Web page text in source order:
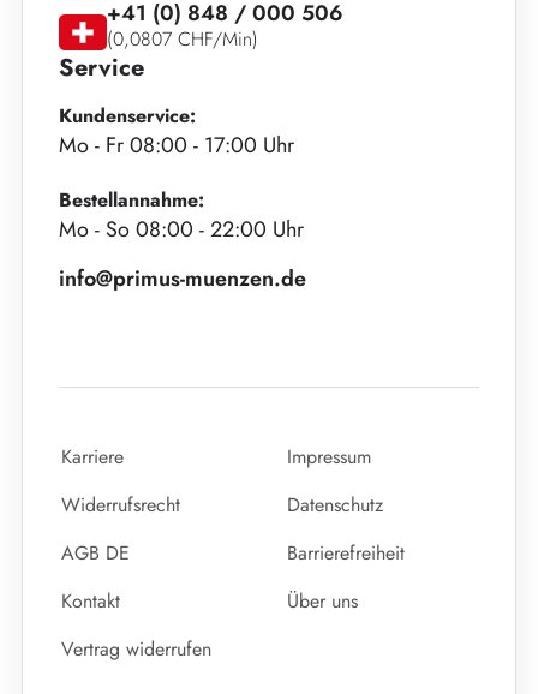
Service
Kundenservice:
Mo - Fr 08:00 - 17:00 Uhr
Bestellannahme:
Mo - So 08:00 - 22:00 Uhr
info@primus-muenzen.de
+41 (0) 848 / 000 506
(0,0807 CHF/Min)
Karriere
Impressum
Widerrufsrecht
Datenschutz
AGB DE
Barrierefreiheit
Kontakt
Über uns
Vertrag widerrufen